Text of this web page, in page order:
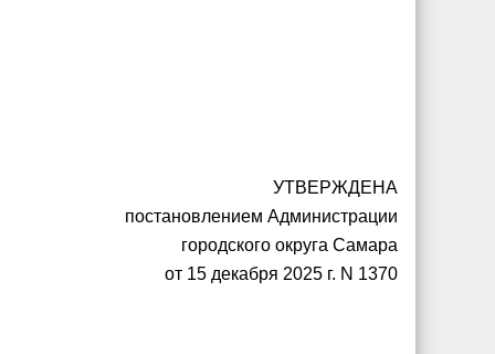
УТВЕРЖДЕНА
постановлением Администрации
городского округа Самара
от 15 декабря 2025 г. N 1370